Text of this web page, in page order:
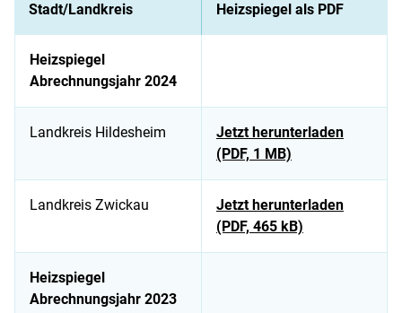
Stadt/Landkreis Heizspiegel als PDF
Heizspiegel
Abrechnungsjahr 2024
Landkreis Hildesheim
Jetzt herunterladen
(PDF, 1 MB)
Landkreis Zwickau
Jetzt herunterladen
(PDF, 465 kB)
Heizspiegel
Abrechnungsjahr 2023